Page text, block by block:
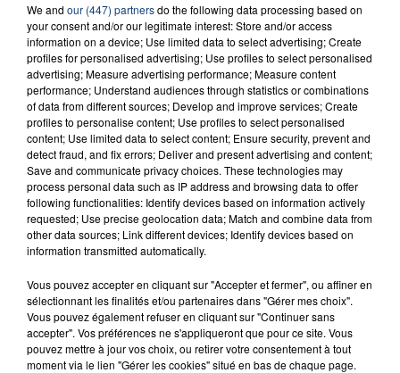
Shivers
ED SHEERAN
RADIO CONTACT
FIL D'ACTU
We and our (447) partnersdo the following data processing based on
your consent and/or our legitimate interest: Store and/or access
information on a device; Use limited data to select advertising; Create
profiles for personalised advertising; Use profiles to select personalised
advertising; Measure advertising performance; Measure content
performance; Understand audiences through statistics or combinations
of data from different sources; Develop and improve services; Create
profiles to personalise content; Use profiles to select personalised
content; Use limited data to select content; Ensure security, prevent and
detect fraud, and fix errors; Deliver and present advertising and content;
Save and communicate privacy choices. These technologies may
process personal data such as IP address and browsing data to offer
following functionalities: Identify devices based on information actively
requested; Use precise geolocation data; Match and combine data from
other data sources; Link different devices; Identify devices based on
information transmitted automatically.
Vous pouvez accepter en cliquant sur "Accepter et fermer", ou affiner en
sélectionnant les finalités et/ou partenaires dans "Gérer mes choix".
Vous pouvez également refuser en cliquant sur "Continuer sans
accepter". Vos préférences ne s'appliqueront que pour ce site. Vous
pouvez mettre à jour vos choix, ou retirer votre consentement à tout
moment via le lien "Gérer les cookies" situé en bas de chaque page.